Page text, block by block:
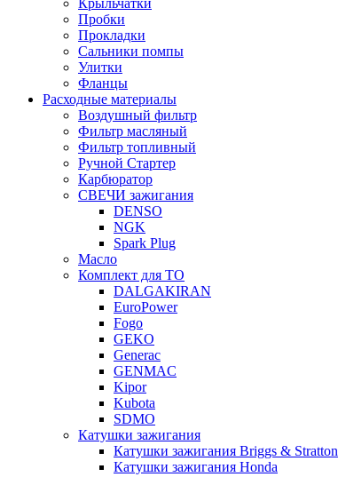
Крыльчатки
Пробки
Прокладки
Сальники помпы
Улитки
Фланцы
Расходные материалы
Воздушный фильтр
Фильтр масляный
Фильтр топливный
Ручной Стартер
Карбюратор
СВЕЧИ зажигания
DENSO
NGK
Spark Plug
Масло
Комплект для ТО
DALGAKIRAN
EuroPower
Fogo
GEKO
Generac
GENMAC
Kipor
Kubota
SDMO
Катушки зажигания
Катушки зажигания Briggs & Stratton
Катушки зажигания Honda